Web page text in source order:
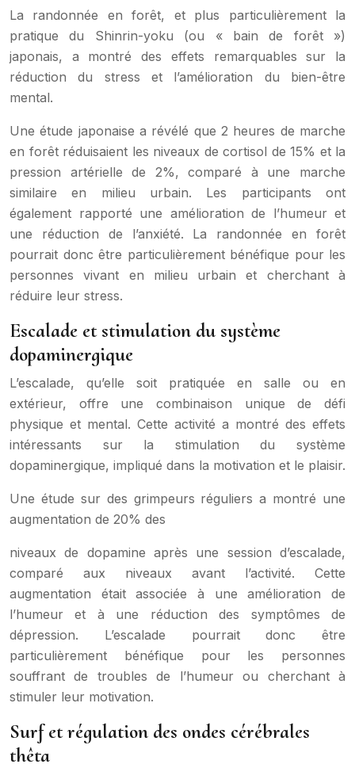
La randonnée en forêt, et plus particulièrement la
pratique du Shinrin-yoku (ou « bain de forêt »)
japonais, a montré des effets remarquables sur la
réduction du stress et l’amélioration du bien-être
mental.
Une étude japonaise a révélé que 2 heures de marche
en forêt réduisaient les niveaux de cortisol de 15% et la
pression artérielle de 2%, comparé à une marche
similaire en milieu urbain. Les participants ont
également rapporté une amélioration de l’humeur et
une réduction de l’anxiété. La randonnée en forêt
pourrait donc être particulièrement bénéfique pour les
personnes vivant en milieu urbain et cherchant à
réduire leur stress.
Escalade et stimulation du système
dopaminergique
L’escalade, qu’elle soit pratiquée en salle ou en
extérieur, offre une combinaison unique de défi
physique et mental. Cette activité a montré des effets
intéressants sur la stimulation du système
dopaminergique, impliqué dans la motivation et le plaisir.
Une étude sur des grimpeurs réguliers a montré une
augmentation de 20% des
niveaux de dopamine après une session d’escalade,
comparé aux niveaux avant l’activité. Cette
augmentation était associée à une amélioration de
l’humeur et à une réduction des symptômes de
dépression. L’escalade pourrait donc être
particulièrement bénéfique pour les personnes
souffrant de troubles de l’humeur ou cherchant à
stimuler leur motivation.
Surf et régulation des ondes cérébrales
thêta